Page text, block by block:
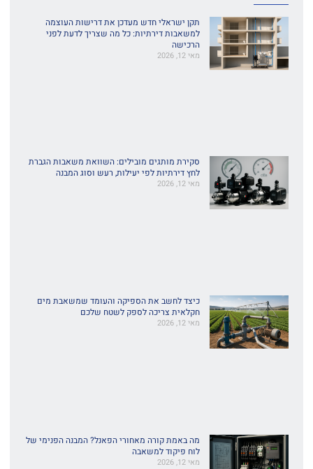
תקן ישראלי חדש מעדכן את דרישות העוצמה
למשאבות דירתיות: כל מה שצריך לדעת לפני
הרכישה
מאי 12, 2026
סקירת מותגים מובילים: השוואת משאבות הגברת
לחץ דירתיות לפי יעילות, רעש וסוג המבנה
מאי 12, 2026
כיצד לחשב את הספיקה והעומד שמשאבת מים
חקלאית צריכה לספק לשטח שלכם
מאי 12, 2026
מה באמת קורה מאחורי הפאנל? המבנה הפנימי של
לוח פיקוד למשאבה
מאי 12, 2026